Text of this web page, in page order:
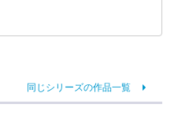
同じシリーズの作品一覧